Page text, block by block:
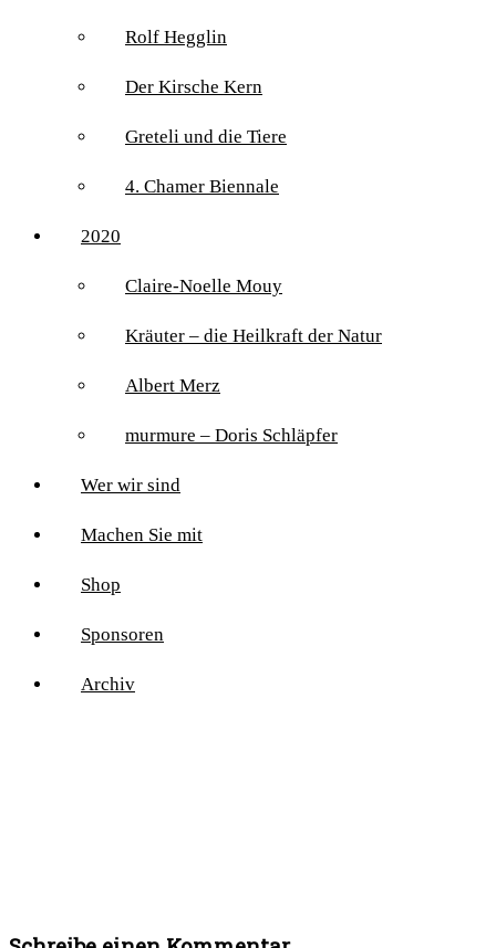
Rolf Hegglin
Der Kirsche Kern
Greteli und die Tiere
4. Chamer Biennale
2020
Claire-Noelle Mouy
Kräuter – die Heilkraft der Natur
Albert Merz
murmure – Doris Schläpfer
Wer wir sind
Machen Sie mit
Shop
Sponsoren
Archiv